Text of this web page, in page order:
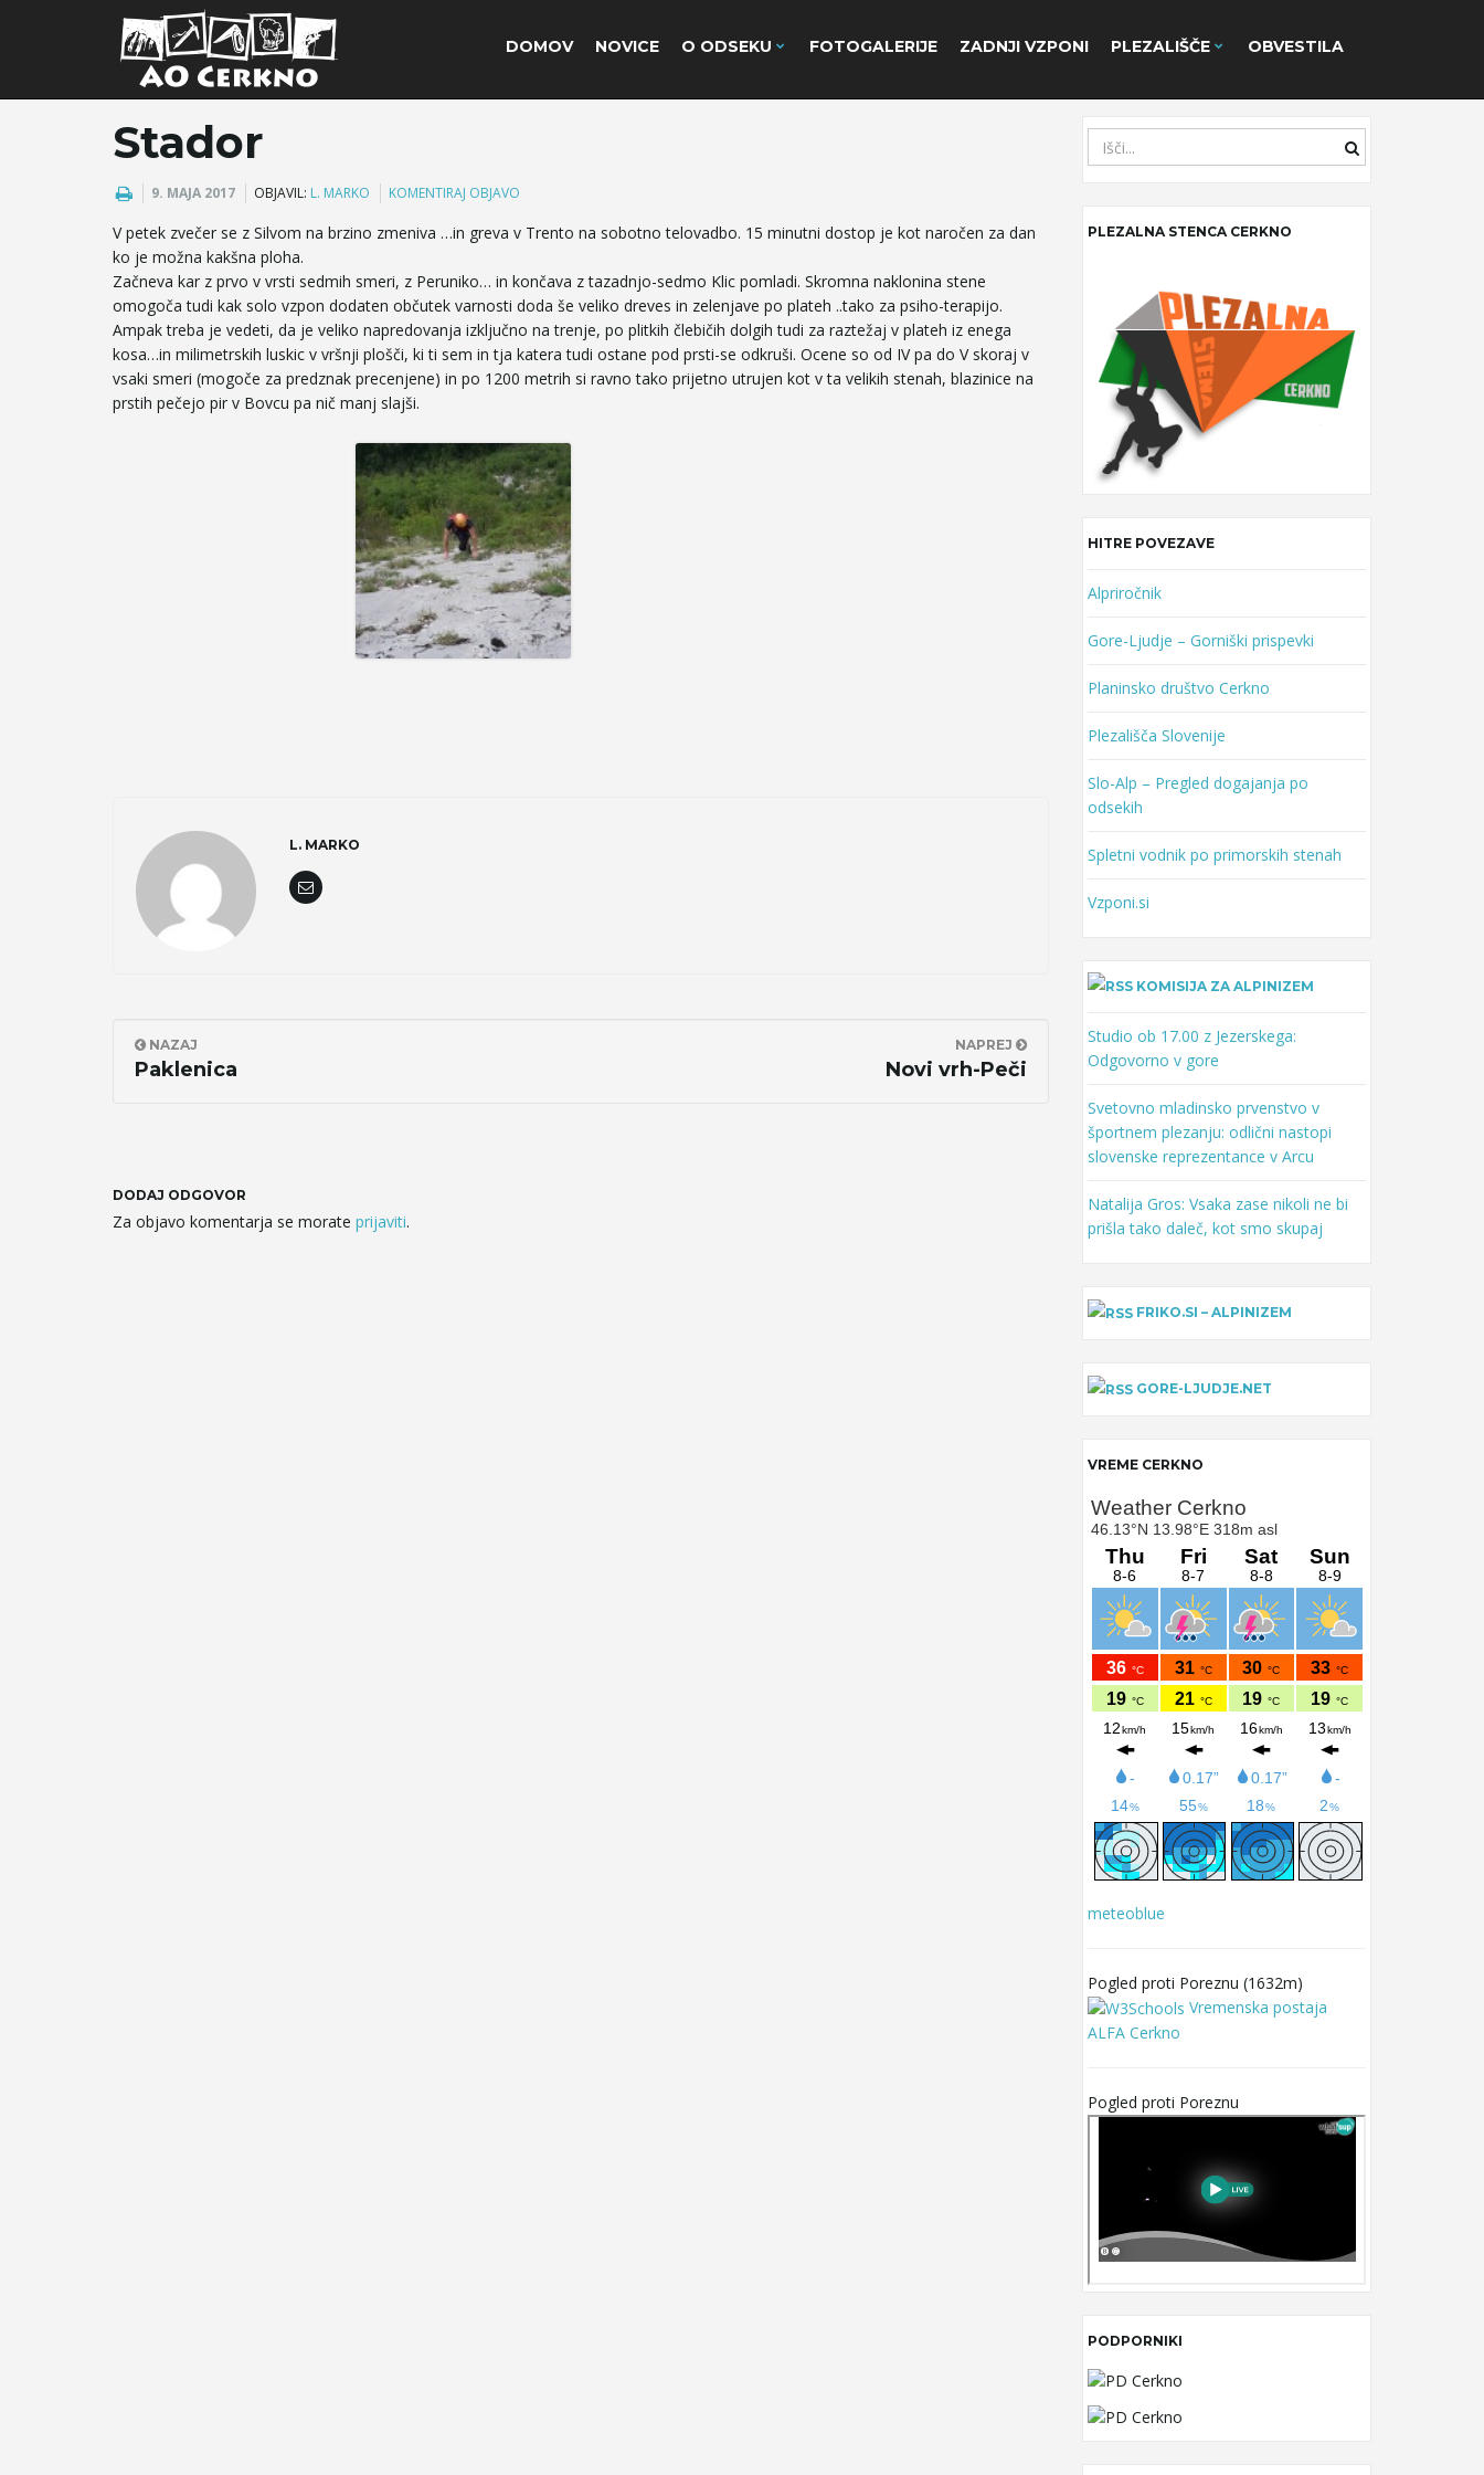
DOMOV NOVICE O ODSEKU FOTOGALERIJE ZADNJI VZPONI PLEZALIŠČE OBVESTILA
Stador
9. MAJA 2017 OBJAVIL: L. MARKO KOMENTIRAJ OBJAVO
V petek zvečer se z Silvom na brzino zmeniva …in greva v Trento na sobotno telovadbo. 15 minutni dostop je kot naročen za dan
ko je možna kakšna ploha.
Začneva kar z prvo v vrsti sedmih smeri, z Peruniko… in končava z tazadnjo-sedmo Klic pomladi. Skromna naklonina stene
omogoča tudi kak solo vzpon dodaten občutek varnosti doda še veliko dreves in zelenjave po plateh ..tako za psiho-terapijo.
Ampak treba je vedeti, da je veliko napredovanja izključno na trenje, po plitkih člebičih dolgih tudi za raztežaj v plateh iz enega
kosa…in milimetrskih luskic v vršnji plošči, ki ti sem in tja katera tudi ostane pod prsti-se odkruši. Ocene so od IV pa do V skoraj v
vsaki smeri (mogoče za predznak precenjene) in po 1200 metrih si ravno tako prijetno utrujen kot v ta velikih stenah, blazinice na
prstih pečejo pir v Bovcu pa nič manj slajši.
L. MARKO
NAZAJ
Paklenica
NAPREJ
Novi vrh-Peči
DODAJ ODGOVOR
Za objavo komentarja se morate prijaviti.
e
a
r
c
PLEZALNA STENCA CERKNO
HITRE POVEZAVE
Alpriročnik
Gore-Ljudje – Gorniški prispevki
Planinsko društvo Cerkno
Plezališča Slovenije
Slo-Alp – Pregled dogajanja po
odsekih
Spletni vodnik po primorskih stenah
Vzponi.si
KOMISIJA ZA ALPINIZEM
Studio ob 17.00 z Jezerskega:
Odgovorno v gore
Svetovno mladinsko prvenstvo v
športnem plezanju: odlični nastopi
slovenske reprezentance v Arcu
Natalija Gros: Vsaka zase nikoli ne bi
prišla tako daleč, kot smo skupaj
FRIKO.SI – ALPINIZEM
GORE-LJUDJE.NET
VREME CERKNO
meteoblue
Pogled proti Poreznu (1632m)
Vremenska postaja
ALFA Cerkno
Pogled proti Poreznu
PODPORNIKI